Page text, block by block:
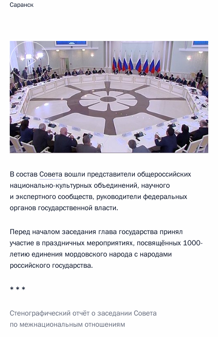
Саранск
В состав Совета вошли представители общероссийских
национально-культурных объединений, научного
и экспертного сообществ, руководители федеральных
органов государственной власти.
Перед началом заседания глава государства принял
участие в праздничных мероприятиях, посвящённых 1000-
летию единения мордовского народа с народами
российского государства.
* * *
Стенографический отчёт о заседании Совета
по межнациональным отношениям